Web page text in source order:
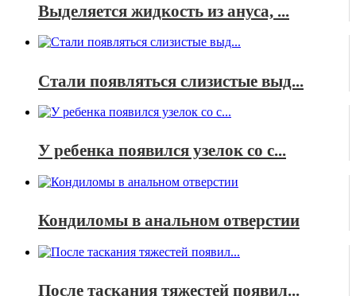
Выделяется жидкость из ануса, ...
Стали появляться слизистые выд...
У ребенка появился узелок со с...
Кондиломы в анальном отверстии
После таскания тяжестей появил...